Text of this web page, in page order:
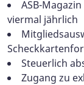
ASB-
viermal jährlich
Steuerlich
Zugang zu